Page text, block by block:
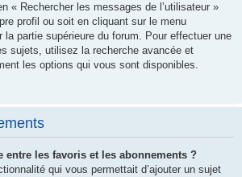
« Rechercher les messages de l’utilisateur »
profil ou soit en cliquant sur le menu
partie supérieure du forum. Pour effectuer une
sujets, utilisez la recherche avancée et
les options qui vous sont disponibles.
entre les favoris et les abonnements ?
qui vous permettait d’ajouter un sujet